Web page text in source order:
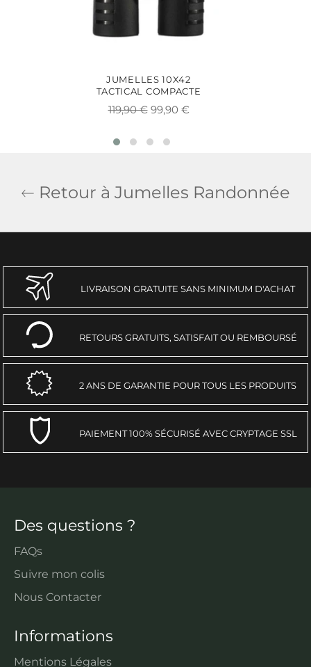
JUMELLES 10X42
TACTICAL COMPACTE
Prix
119,90 € Prix
99,90 €
Retour à Jumelles Randonnée
LIVRAISON GRATUITE SANS MINIMUM D'ACHAT
RETOURS GRATUITS, SATISFAIT OU REMBOURSÉ
2 ANS DE GARANTIE POUR TOUS LES PRODUITS
PAIEMENT 100% SÉCURISÉ AVEC CRYPTAGE SSL
Des questions ?
FAQs
Suivre mon colis
Nous Contacter
Informations
Mentions Légales